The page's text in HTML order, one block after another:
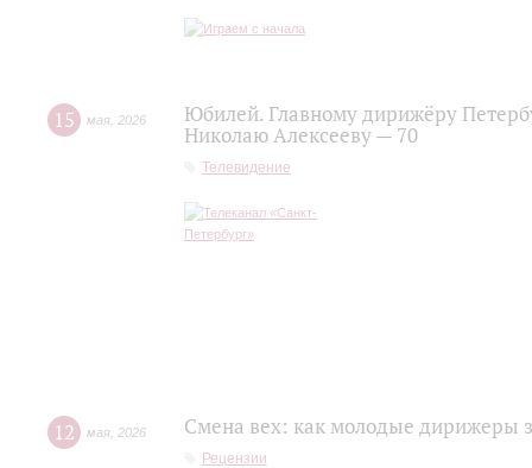
15 мая 2026
Юбилей. Главному дирижёру
Николаю Алексееву — 70
Телевидение
12 мая 2026 Смена вех: как молодые дирижеры
Рецензии